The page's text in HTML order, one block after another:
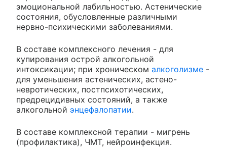
эмоциональной лабильностью. Астенические
состояния, обусловленные различными
нервно-психическими заболеваниями.
В составе комплексного лечения - для
купирования острой алкогольной
интоксикации; при хроническом алкоголизме -
для уменьшения астенических, астено-
невротических, постпсихотических,
предрецидивных состояний, а также
алкогольной энцефалопатии.
В составе комплексной терапии - мигрень
(профилактика), ЧМТ, нейроинфекция.